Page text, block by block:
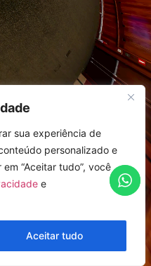
sua experiência de
personalizado e
“Aceitar tudo”, você
e
Aceitar tudo